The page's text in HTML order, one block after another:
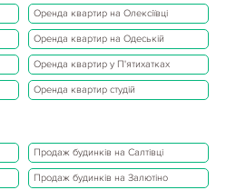
Оренда квартир на Олексіївці
Оренда квартир на Одеській
Оренда квартир у П'ятихатках
Оренда квартир студій
Продаж будинків на Салтівці
Продаж будинків на Залютіно